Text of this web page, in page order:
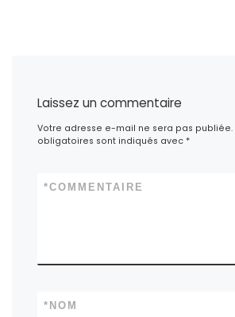
Laissez un commentaire
Votre adresse e-mail ne sera pas publiée.
obligatoires sont indiqués avec*
COMMENTAIRE
*
NOM
*